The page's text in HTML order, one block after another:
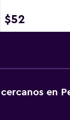
$52
en